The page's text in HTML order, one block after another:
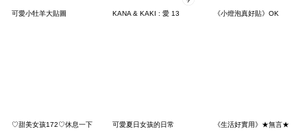
可愛小牡羊大貼圖 KANA & KAKI : 愛 13 《小燈泡真好貼》OK
♡甜美女孩172♡休息一下 可愛夏日女孩的日常 《生活好實用》★無言★